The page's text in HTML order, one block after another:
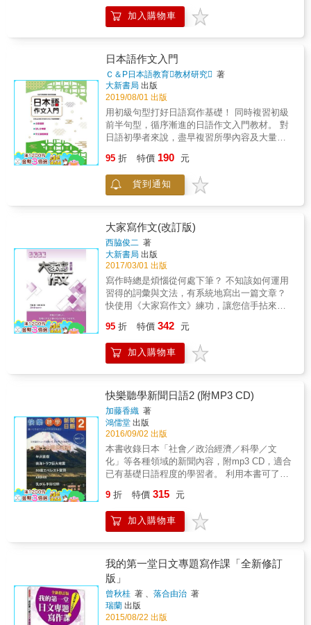
想過「ア系列指示代名詞（あの、あれ、あ
あ）通常不會出現在論文或報告中？而在一般
文章裡（不一定要是論文或報告），依據上下
有些情況特定用「その」，而在兩者都可用的
句子裡，「この」「その」所表達出的意思是
不一樣的！
&& & 本教材先以單字整理及文法句型介紹奠定
日語翻譯練習所需必備基礎；進而延展至日語
翻譯練習演練，作為運用及學習成效評估。以
能力。 ●單元架構 ◎預備暖身：設計「文法大
補帖(文法學習要項)」及「單字補給站(單字整
理)」「文法・句型介紹及練習」。 ◎閱讀挑
戰：為了讓學生能運用學習的文法項目，以本
單元所介紹的文法句型為主編寫文章，藉由文
章的閱讀，幫助學生將本單元學習的單字文法
加以消化吸收，並且藉由跟讀練習(シャドーイ
完單字及文法句型的介紹之後，再進行翻譯練
習來掌握學生學習成效，可針對不足的部分再
加以補充說明或練習。 ◎自我評量：分成「單
字測驗」、「文法測驗」及「翻譯測驗」三部
以及選出字彙適當用法兩大題。「文法測驗」
則有句子連接、正確用法、以及排列組合三種
類型的練習題。「翻譯測驗」則是設計為選出
正確中文翻譯以及日文翻譯的題目。
下列對象： 1. 「這句話&hellip;&hellip;我不知
道中文要怎麼說耶」 多少有過翻譯經驗的你，
&hellip;&hellip;」 老司機把話說穿：如果有一
句話你不知道中文要怎麼說，並不是告訴人家
你日文有多好，往往是因為你看不懂日文原文
的真正意涵。 2.& 「中文沒什麼差別」 許多日
文句子，用中文翻譯起來幾乎完全沒差別，但
日文中的「意境」其實大不同。身為譯者，你
可能覺得「既然中文沒有差別，那就沒問題
吧？」 當然不是！老司機守則：譯者就是有讓
讀者或聽者不混淆的責任！ 3. 「這
出個所以然來時，就說「這&hellip;&hellip;是一
種『語感』」，搞得好像那句話只能意會不能
言傳般神祕。 老司機就是要告訴那些喜歡講
是知也！！」 最後，上車前，老司機提醒即將
上路的新手譯者： 翻譯有可能是一個新發明，
也可能將錯就錯而影響一世代， 翻譯必須站在
當時、當地，聽當代事、講當地話，要有穿越
時空的本事。 想清楚了，就上車吧！ 本書特色
■&& 為「砍掉重練系列」番外篇，喜愛此系列
的讀者千萬別錯過！ ■&& 翻譯能力和檢定級數
賞！ ■&& 收錄近幾年四技二專及國家高普考、
特考日文翻譯考題。 ■&& 是史上談最多18禁卻
又不是18禁的日文學習書！
加入購物車
日本語作文入門
Ｃ＆P日本語教育教材研究 著
大新書局 出版
2019/08/01 出版
用初級句型打好日語寫作基礎！ 同時複習初級
前半句型，循序漸進的日語作文入門教材。 對
日語初學者來說，盡早複習所學內容及大量練
書練習簡單描述圖片，幫助學習者確認是否已
理解並能使用學過的初級語彙、句型、文法
等，進一步寫出200～400字的短篇文章。 本書
句，熟習詞彙的排列與接續方式） Ⅱ・主題作
文篇（23個生活常見主題，依提示的詞彙、句
型、提問等完成短篇作文） 教師與學習者可利
用本書作為初級的綜合副教材使用，複習基本
句型的同時加強作文能力。答題前先試著口頭
回答一遍，也有益於口說表現；按書中指示完
成題目，有助提高文章的正確性，增強學習者
自信心，順利用日語表達心中想法。 本書特
色： ★適合學習完初級前半（100小時）程度
從完成句子循序漸進到簡單的短文寫作。 ★可
複習所學句型、培養作文能力。 ★提供作文範
例參考。 ★附「作文稿紙書寫方法」以及「作
95 折 特價 190 元
貨到通知
大家寫作文(改訂版)
西脇俊二 著
大新書局 出版
2017/03/01 出版
寫作時總是煩惱從何處下筆？ 不知該如何運用
習得的詞彙與文法，有系統地寫出一篇文章？
快使用《大家寫作文》練功，讓您信手拈來、
寫作輔助練習教材。 在初級階段的寫作練習，
請學習者統整學過的詞彙和文法等知識，以身
邊事物為主題進行自由創作時，往往會看到學
角度來撰寫所造成。 & 只要跟著本書內容，一
步步穩紮穩打，練習掌握文章整體結構，學習
意識到談話進展的寫作方式，便能在初級打好
寫作基礎，順利邁向中・高級的寫作練習！ &
本書挑選20個十分貼近生活的主題，分為對應
《大家的日本語 改訂版》共50課的「基礎
篇」，以及銜接中級的「進階篇」兩階段來學
習，幫助各位學習者從初級階段輕鬆愉快地寫
作。 鍛鍊寫作四大招式： ★掌握文章整體結
出的情境走向，以及「範文」提示談話內容的
發展，讓學習者得以掌握文章整體結構，並寫
出有系統的文章。 ★完整的寫作前練習 學習
者可藉由「作文的要點」了解寫作重點，參考
書中提供的「相關詞彙」，並於「作文筆記」
打草稿，思考文章內容和結構，作為實際練習
的事前準備。 ★主題貼近生活 本書挑選出適
合初級階段、生活中常見的20個主題，協助學
習者練習時更好發揮。 ★可應用於演講和讀解
95 折 特價 342 元
加入購物車
快樂聽學新聞日語2 (附MP3 CD)
加藤香織 著
鴻儒堂 出版
2016/09/02 出版
本書收錄日本「社會／政治經濟／科學／文
化」等各種領域的新聞內容，附mp3 CD，適合
已有基礎日語程度的學習者。 利用本書可了解
力，並可作為理解日本現況的讀物。
9 折 特價 315 元
加入購物車
我的第一堂日文專題寫作課「全新修訂
版」
曾秋桂 著 、落合由治 著
瑞蘭 出版
2015/08/22 出版